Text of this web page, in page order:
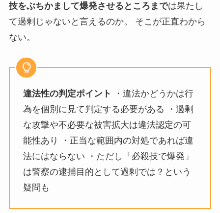
技をぶちかまして爆発させるところまでは果たし
て過剰じゃないと言えるのか。 そこが正直わから
ない。
違法性の判定ポイント
・違法かどうかは行
為を個別に見て判定する必要がある ・過剰
な攻撃や不必要な被害拡大は違法認定の可
能性あり ・正当な範囲内の対処であれば違
法にはならない ・ただし「必殺技で爆発」
は警察の逮捕目的として過剰では？という
疑問も